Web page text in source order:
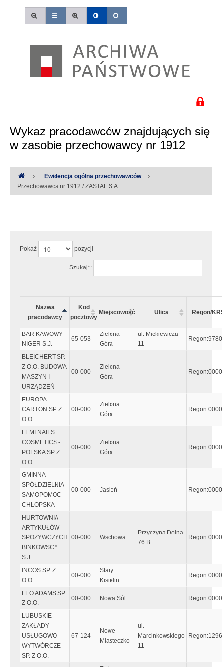
Wykaz pracodawców znajdujących się
w zasobie przechowawcy nr 1912
Ewidencja ogólna przechowawców
Przechowawca nr 1912 / ZASTAL S.A.
Pokaż pozycji
Szukaj*:
Nazwa
pracodawcy
Kod
pocztowy
Miejscowość Ulica Regon/
BAR KAWOWY
NIGER S.J.
65-053
Zielona
Góra
ul. Mickiewicza
11
BLEICHERT SP.
Z O.O. BUDOWA
MASZYN I
URZĄDZEŃ
00-000
Zielona
Góra
EUROPA
CARTON SP. Z
O.O.
00-000
Zielona
Góra
FEMI NAILS
COSMETICS -
POLSKA SP. Z
O.O.
00-000
Zielona
Góra
GMINNA
SPÓŁDZIELNIA
SAMOPOMOC
CHŁOPSKA
00-000 Jasień
HURTOWNIA
ARTYKUŁÓW
SPOŻYWCZYCH
BINKOWSCY
S.J.
00-000 Wschowa
Przyczyna Dolna
76 B
INCOS SP. Z
O.O.
00-000
Stary
Kisielin
LEO ADAMS SP.
Z O.O.
00-000 Nowa Sól
LUBUSKIE
ZAKŁADY
USŁUGOWO -
WYTWÓRCZE
SP. Z O.O.
67-124
Nowe
Miasteczko
ul.
Marcinkowskiego
11